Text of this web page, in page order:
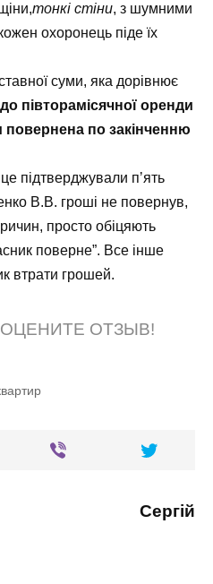
тонкі стіни, з шумними
охоронець піде їх
суми, яка дорівнює
до півторамісячної оренди
повернена по закінченню
підтверджували пʼять
В.В. гроші не повернув,
просто обіцяють
поверне”. Все інше
втрати грошей.
ОЦЕНИТЕ ОТЗЫВ!
Сергій